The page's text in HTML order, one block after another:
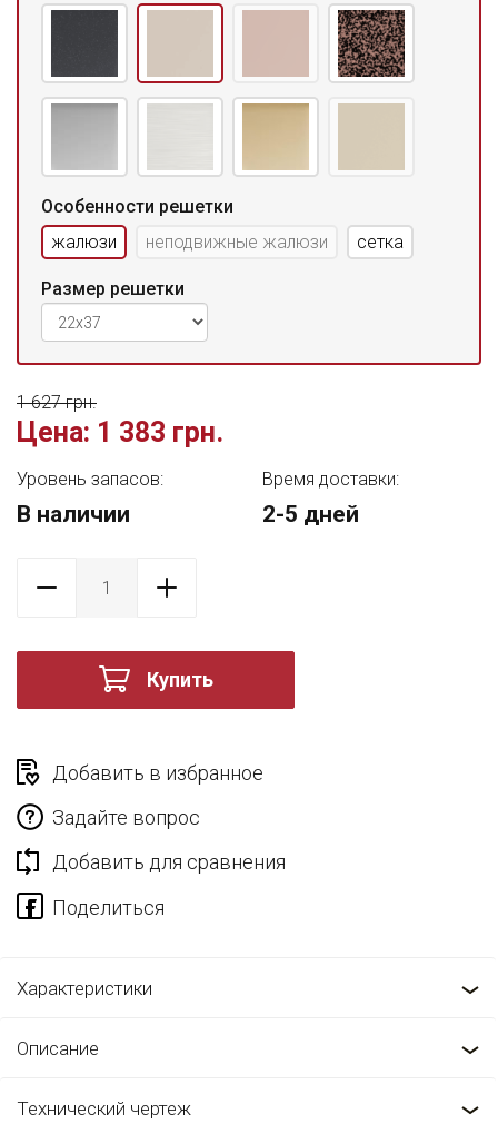
Особенности решетки
жалюзи
неподвижные жалюзи сетка
Размер решетки
Цена: 1 383 грн.
1 627 грн.
Уровень запасов:
В наличии
Время доставки:
2-5 дней
Купить
Добавить в избранное
Задайте вопрос
Добавить для сравнения
Характеристики
Описание
Технический чертеж